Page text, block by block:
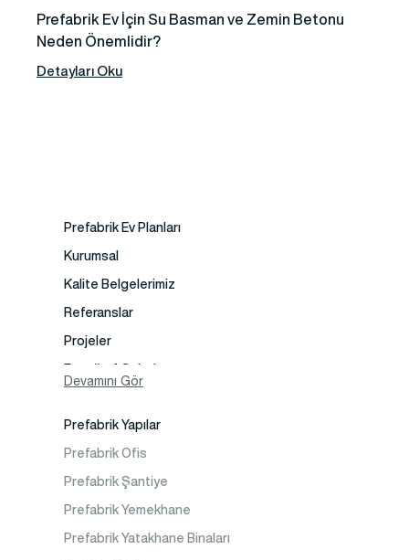
Prefabrik Ev İçin Su Basman ve Zemin Betonu
Neden Önemlidir?
Detayları Oku
Prefabrik Ev Planları
Kurumsal
Kalite Belgelerimiz
Referanslar
Projeler
Faaliyet Alanları
İletişim
Sıkça Sorulanlar
Devamını Gör
Prefabrik Yapılar
Prefabrik Ofis
Prefabrik Şantiye
Prefabrik Yemekhane
Prefabrik Yatakhane Binaları